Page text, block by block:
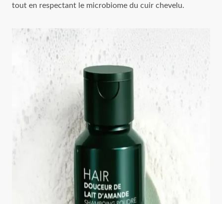
tout en respectant le microbiome du cuir chevelu.